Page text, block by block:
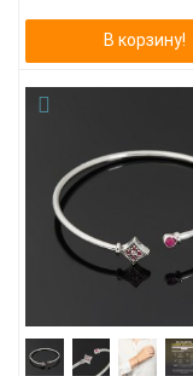
В корзину!